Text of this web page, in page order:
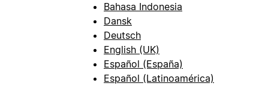
Bahasa Indonesia
Dansk
Deutsch
English (UK)
Español (España)
Español (Latinoamérica)